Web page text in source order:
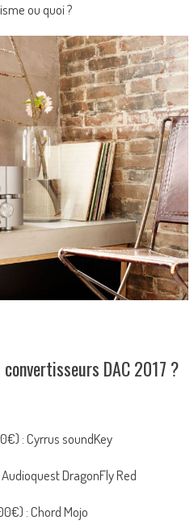
ou quoi ?
DAC 2017 ?
: Cyrrus soundKey
DragonFly Red
: Chord Mojo